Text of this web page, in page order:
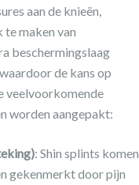
aan de knieën,
te maken van
beschermingslaag
de kans op
veelvoorkomende
worden aangepakt:
: Shin splints komen
gekenmerkt door pijn